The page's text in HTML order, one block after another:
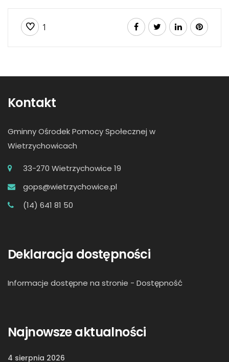
1
Kontakt
Gminny Ośrodek Pomocy Społecznej w
Wietrzychowicach
33-270 Wietrzychowice 19
gops@wietrzychowice.pl
(14) 641 81 50
Deklaracja dostępności
Informacje dostępne na stronie - Dostępność
Najnowsze aktualności
4 sierpnia 2026